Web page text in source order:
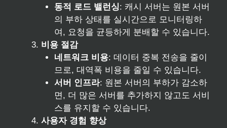
동적 로드 밸런싱: 캐시 서버는 원본 서버
의 부하 상태를 실시간으로 모니터링하
여, 요청을 균등하게 분배할 수 있습니다.
비용 절감
네트워크 비용: 데이터 중복 전송을 줄이
므로, 대역폭 비용을 줄일 수 있습니다.
서버 인프라: 원본 서버의 부하가 감소하
면, 더 많은 서버를 추가하지 않고도 서비
스를 유지할 수 있습니다.
사용자 경험 향상